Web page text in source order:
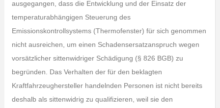
ausgegangen, dass die Entwicklung und der Einsatz der
temperaturabhängigen Steuerung des
Emissionskontrollsystems (Thermofenster) für sich genommen
nicht ausreichen, um einen Schadensersatzanspruch wegen
vorsätzlicher sittenwidriger Schädigung (§ 826 BGB) zu
begründen. Das Verhalten der für den beklagten
Kraftfahrzeughersteller handelnden Personen ist nicht bereits
deshalb als sittenwidrig zu qualifizieren, weil sie den